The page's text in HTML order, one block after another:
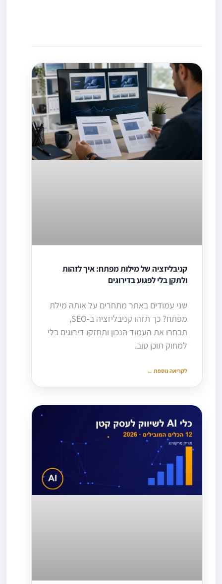
קניבליזציה של מילות מפתח: איך לזהות
ולתקן בלי לפגוע בדירוגים
שני עמודים באתר מתחרים על אותה מילת
מפתח? כך תזהו קניבליזציה ב-SEO,
תבחרו את העמוד הנכון ותחזקו דירוגים בלי
למחוק תוכן טוב.
לקריאה נוספת ←